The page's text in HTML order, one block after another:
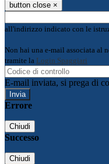
button close ×
all'indirizzo indicato con le
Non hai una e-mail associata al
tramite la Login Spaggiari
E-mail inviata, si prega di
Errore
Chiudi
Successo
Chiudi